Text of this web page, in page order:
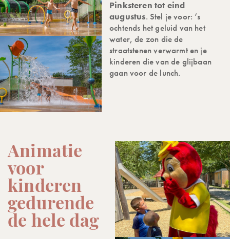
Pinksteren tot eind
augustus. Stel je voor: ‘s
ochtends het geluid van het
water, de zon die de
straatstenen verwarmt en je
kinderen die van de glijbaan
gaan voor de lunch.
Animatie
voor
kinderen
gedurende
de hele dag